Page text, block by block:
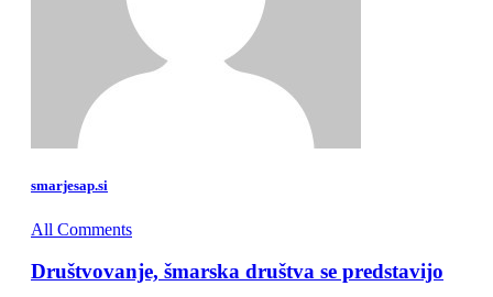
smarjesap.si
All Comments
Društvovanje, šmarska društva se predstavijo